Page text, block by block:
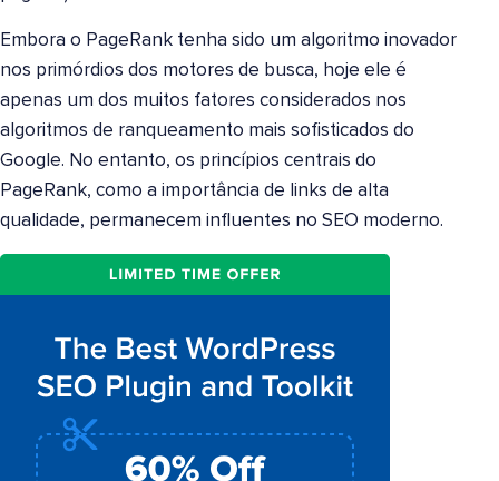
Embora o PageRank tenha sido um algoritmo inovador
nos primórdios dos motores de busca, hoje ele é
apenas um dos muitos fatores considerados nos
algoritmos de ranqueamento mais sofisticados do
Google. No entanto, os princípios centrais do
PageRank, como a importância de links de alta
qualidade, permanecem influentes no SEO moderno.